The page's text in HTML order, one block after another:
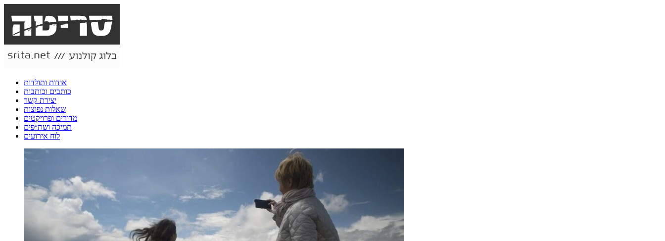
אודות ותולדות
כותבים וכותבות
יצירת קשר
שאלות נפוצות
מדורים ופרויקטים
תמיכה ושת״פים
לוח אירועים